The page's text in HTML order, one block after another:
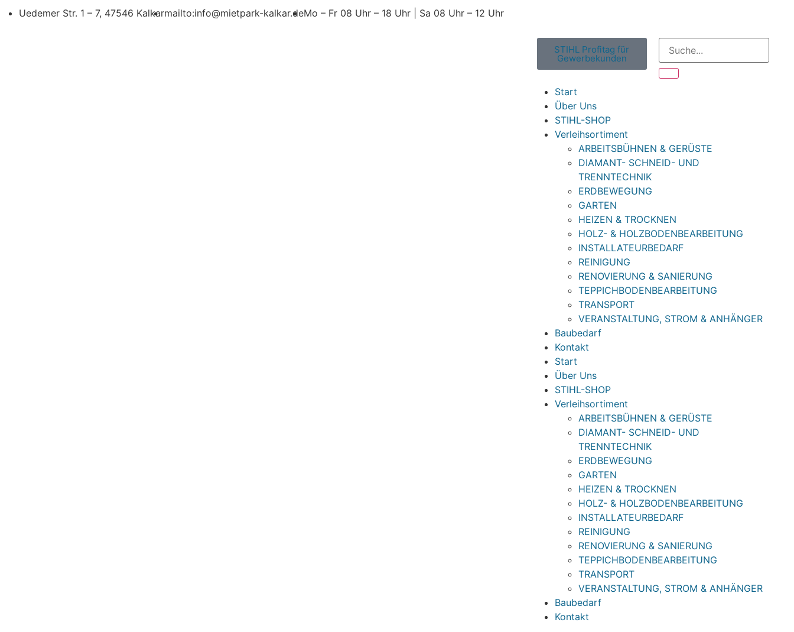
Uedemer Str. 1 – 7, 47546 Kalkarmailto:info@mietpark-kalkar.deMo – Fr 08 Uhr – 18 Uhr | Sa 08 Uhr – 12 Uhr
STIHL Profitag für
Gewerbekunden
Start
Über Uns
STIHL-SHOP
Verleihsortiment
ARBEITSBÜHNEN & GERÜSTE
DIAMANT- SCHNEID- UND
TRENNTECHNIK
ERDBEWEGUNG
GARTEN
HEIZEN & TROCKNEN
HOLZ- & HOLZBODENBEARBEITUNG
INSTALLATEURBEDARF
REINIGUNG
RENOVIERUNG & SANIERUNG
TEPPICHBODENBEARBEITUNG
TRANSPORT
VERANSTALTUNG, STROM & ANHÄNGER
Baubedarf
Kontakt
Start
Über Uns
STIHL-SHOP
Verleihsortiment
ARBEITSBÜHNEN & GERÜSTE
DIAMANT- SCHNEID- UND
TRENNTECHNIK
ERDBEWEGUNG
GARTEN
HEIZEN & TROCKNEN
HOLZ- & HOLZBODENBEARBEITUNG
INSTALLATEURBEDARF
REINIGUNG
RENOVIERUNG & SANIERUNG
TEPPICHBODENBEARBEITUNG
TRANSPORT
VERANSTALTUNG, STROM & ANHÄNGER
Baubedarf
Kontakt